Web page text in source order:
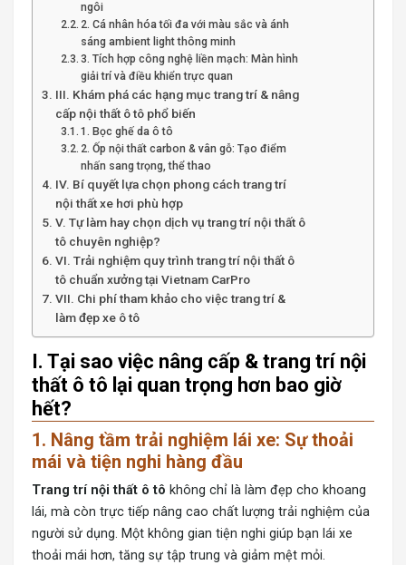
ngôi
2. Cá nhân hóa tối đa với màu sắc và ánh
sáng ambient light thông minh
3. Tích hợp công nghệ liền mạch: Màn hình
giải trí và điều khiển trực quan
III. Khám phá các hạng mục trang trí & nâng
cấp nội thất ô tô phổ biến
1. Bọc ghế da ô tô
2. Ốp nội thất carbon & vân gỗ: Tạo điểm
nhấn sang trọng, thể thao
IV. Bí quyết lựa chọn phong cách trang trí
nội thất xe hơi phù hợp
V. Tự làm hay chọn dịch vụ trang trí nội thất ô
tô chuyên nghiệp?
VI. Trải nghiệm quy trình trang trí nội thất ô
tô chuẩn xưởng tại Vietnam CarPro
VII. Chi phí tham khảo cho việc trang trí &
làm đẹp xe ô tô
I. Tại sao việc nâng cấp & trang trí nội
thất ô tô lại quan trọng hơn bao giờ
hết?
1. Nâng tầm trải nghiệm lái xe: Sự thoải
mái và tiện nghi hàng đầu
Trang trí nội thất ô tô không chỉ là làm đẹp cho khoang
lái, mà còn trực tiếp nâng cao chất lượng trải nghiệm của
người sử dụng. Một không gian tiện nghi giúp bạn lái xe
thoải mái hơn, tăng sự tập trung và giảm mệt mỏi.